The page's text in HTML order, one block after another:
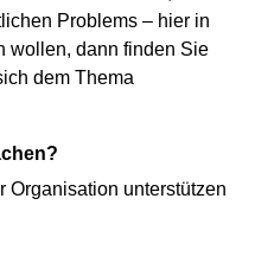
Problems – hier in
wollen, dann finden Sie
dem Thema
Organisation unterstützen